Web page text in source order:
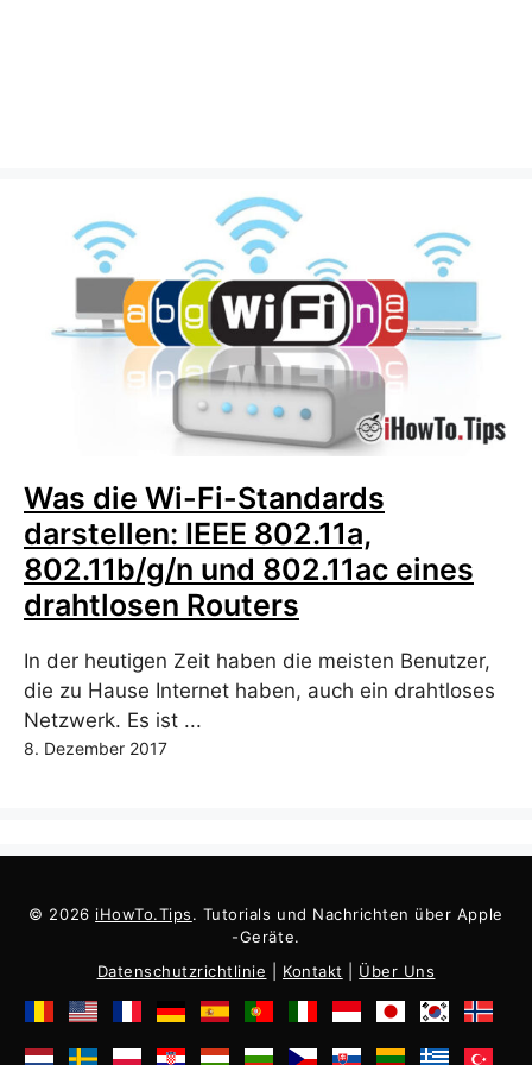
Was die Wi-Fi-Standards
darstellen: IEEE 802.11a,
802.11b/g/n und 802.11ac eines
drahtlosen Routers
In der heutigen Zeit haben die meisten Benutzer,
die zu Hause Internet haben, auch ein drahtloses
Netzwerk. Es ist ...
8. Dezember 2017
© 2026 iHowTo.Tips. Tutorials und Nachrichten über Apple
-Geräte.
Datenschutzrichtlinie
Kontakt Über Uns